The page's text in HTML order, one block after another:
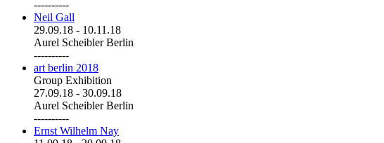
----------
Neil Gall
29.09.18 - 10.11.18
Aurel Scheibler Berlin
----------
art berlin 2018
Group Exhibition
27.09.18 - 30.09.18
Aurel Scheibler Berlin
----------
Ernst Wilhelm Nay